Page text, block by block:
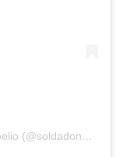
Um post compartilhado por Soldado Noelio (@soldadonoelio)